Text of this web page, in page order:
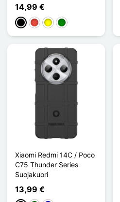
14,99 €
MustaPunainen
Keltainen
Vihreä
Xiaomi Redmi 14C / Poco
C75 Thunder Series
Suojakuori
13,99 €